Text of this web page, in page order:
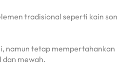
tradisional seperti kain
tetap mempertahankan
dan mewah.